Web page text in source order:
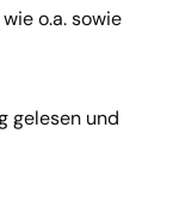
o.a. sowie
gelesen und